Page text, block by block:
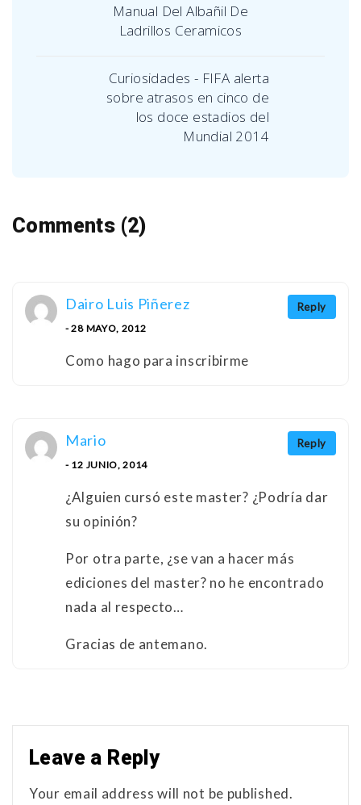
Manual Del Albañil De
Ladrillos Ceramicos
Curiosidades - FIFA alerta
sobre atrasos en cinco de
los doce estadios del
Mundial 2014
Comments (2)
Reply
Dairo Luis Piñerez
- 28 MAYO, 2012
Como hago para inscribirme
Reply
Mario
- 12 JUNIO, 2014
¿Alguien cursó este master? ¿Podría dar
su opinión?
Por otra parte, ¿se van a hacer más
ediciones del master? no he encontrado
nada al respecto…
Gracias de antemano.
Leave a Reply
Your email address will not be published.